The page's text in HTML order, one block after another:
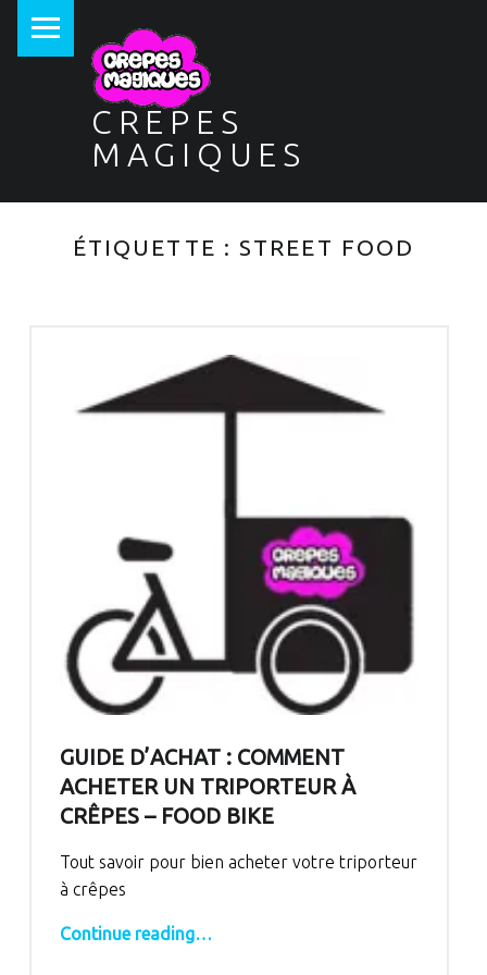
CREPES
MAGIQUES
ÉTIQUETTE : STREET FOOD
GUIDE D’ACHAT : COMMENT
ACHETER UN TRIPORTEUR À
CRÊPES – FOOD BIKE
Tout savoir pour bien acheter votre triporteur
à crêpes
Continue reading“Guide d’achat : comment acheter un triporteur à crêpes – food bike”
…